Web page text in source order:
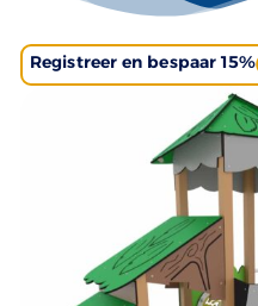
Registreer en bespaar 15%